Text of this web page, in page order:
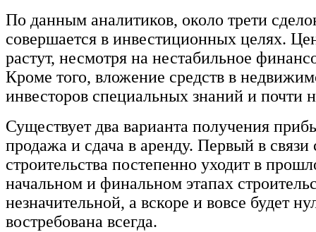
По данным аналитиков, около трети
совершается в инвестиционных целях.
растут, несмотря на нестабильное
Кроме того, вложение средств в
инвесторов специальных знаний и почти
Существует два варианта получения
продажа и сдача в аренду. Первый в связи
строительства постепенно уходит в
начальном и финальном этапах
незначительной, а вскоре и вовсе будет
востребована всегда.